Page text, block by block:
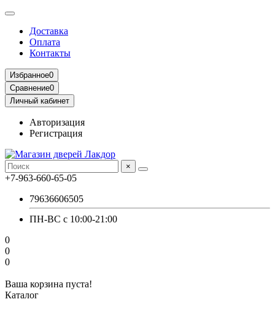
Доставка
Оплата
Контакты
Избранное0
Сравнение0
Личный кабинет
Авторизация
Регистрация
×
+7-963-660-65-05
79636606505
ПН-ВС с 10:00-21:00
0
0
0
Ваша корзина пуста!
Каталог